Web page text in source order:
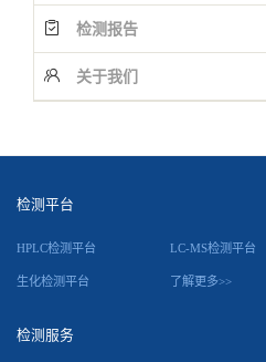
检测报告
关于我们
检测平台
HPLC检测平台 LC-MS检测平台
生化检测平台 了解更多>>
检测服务